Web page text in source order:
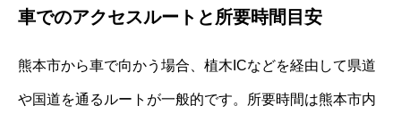
車でのアクセスルートと所要時間目安
熊本市から車で向かう場合、植木ICなどを経由して県道
や国道を通るルートが一般的です。所要時間は熊本市内